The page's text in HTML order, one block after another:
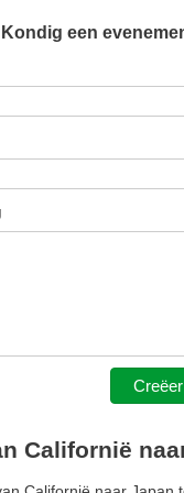
Kondig een
Californië